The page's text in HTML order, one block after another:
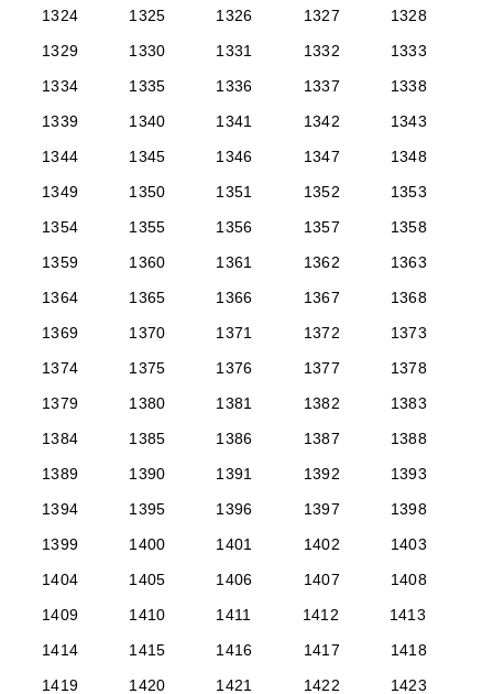
1324
1325 1326 1327
1328
1329
1330 1331 1332
1333
1334
1335 1336 1337
1338
1339
1340 1341 1342
1343
1344
1345 1346 1347
1348
1349
1350 1351 1352
1353
1354
1355 1356 1357
1358
1359
1360 1361 1362
1363
1364
1365 1366 1367
1368
1369
1370 1371 1372
1373
1374
1375 1376 1377
1378
1379
1380 1381 1382
1383
1384
1385 1386 1387
1388
1389
1390 1391 1392
1393
1394
1395 1396 1397
1398
1399
1400 1401 1402
1403
1404
1405 1406 1407
1408
1409
1410 1411 1412
1413
1414
1415 1416 1417
1418
1419
1420 1421 1422 1423